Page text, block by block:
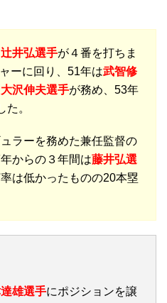
辻井弘選手が４番を打ちま
ーに回り、51年は武智修
大沢伸夫選手が務め、53年
。
ラーを務めた兼任監督の
からの３年間は藤井弘選
は低かったものの20本塁
雄選手にポジションを譲